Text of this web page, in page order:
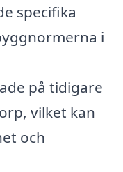
specifika
i
på tidigare
vilket kan
och